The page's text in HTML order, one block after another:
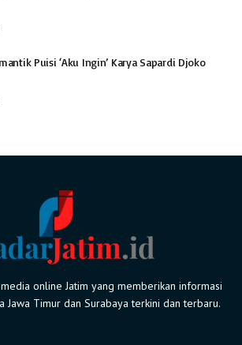
Puisi ‘Aku Ingin’ Karya Sapardi Djoko
online Jatim yang memberikan informasi
Jawa Timur dan Surabaya terkini dan terbaru.